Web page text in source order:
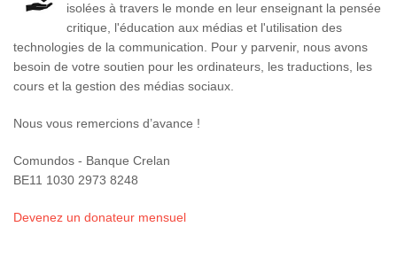
isolées à travers le monde en leur enseignant la pensée
critique, l'éducation aux médias et l'utilisation des
technologies de la communication. Pour y parvenir, nous avons
besoin de votre soutien pour les ordinateurs, les traductions, les
cours et la gestion des médias sociaux.
Nous vous remercions d’avance !
Comundos - Banque Crelan
BE11 1030 2973 8248
Devenez un donateur mensuel